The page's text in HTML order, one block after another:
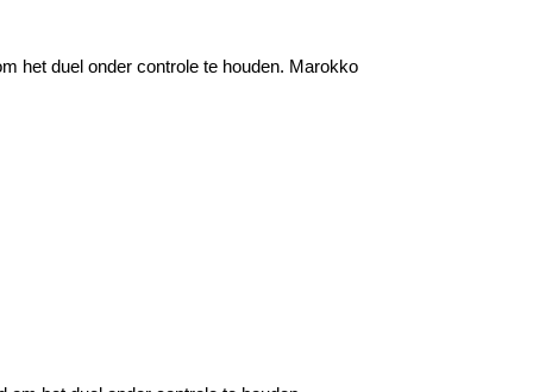
het duel onder controle te houden. Marokko